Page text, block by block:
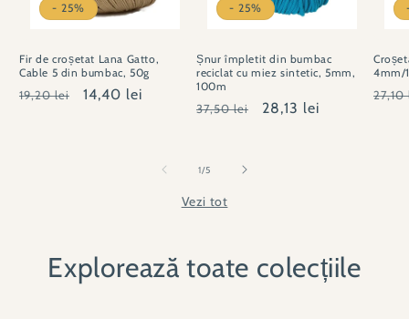
- 25%
Fir de croșetat Lana Gatto,
Cable 5 din bumbac, 50g
Preț
19,20 lei
Preț
14,40 lei
- 25%
Șnur împletit din bumbac
reciclat cu miez sintetic, 5mm,
100m
Preț
37,50 lei
Preț
28,13 lei
4mm/
Preț
27,10
1/din
5
Vezi tot
Explorează toate colecțiile